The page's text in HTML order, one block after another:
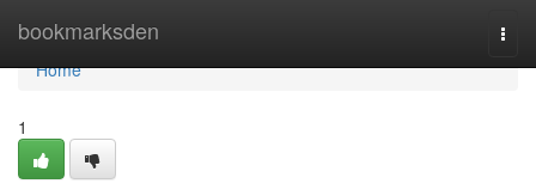
bookmarksden
Home
Home
1